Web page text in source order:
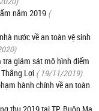
năm 2019 (
nước về an toàn vệ sinh
tra giám sát mô hình điểm
Lợi ( 19/11/2019)
hành chính về an toàn
thu 2019 tại TP. Buôn Ma